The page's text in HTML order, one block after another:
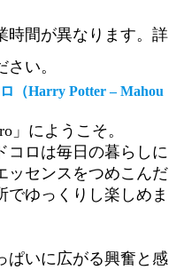
間が異なります。詳
い。
（Harry Potter – Mahou
」にようこそ。
ロは毎日の暮らしに
ッセンスをつめこんだ
でゆっくりし楽しめま
いに広がる興奮と感